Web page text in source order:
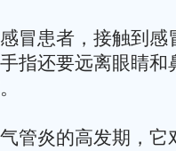
患者，接触到感
指还要远离眼睛和
管炎的高发期，它